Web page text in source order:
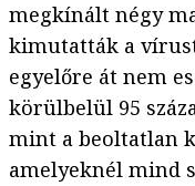
megkínált négy
kimutatták a
egyelőre át nem
körülbelül 95
mint a beoltatlan
amelyeknél mind